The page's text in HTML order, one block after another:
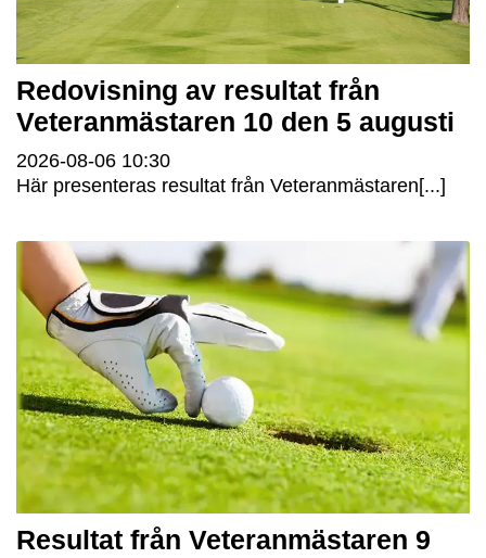
Redovisning av resultat från
Veteranmästaren 10 den 5 augusti
2026-08-06 10:30
Här presenteras resultat från Veteranmästaren[...]
Resultat från Veteranmästaren 9